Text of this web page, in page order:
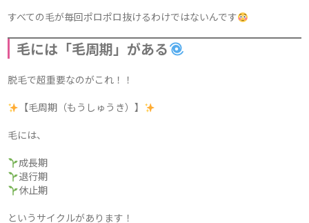
すべての毛が毎回ポロポロ抜けるわけではないんです
毛には「毛周期」がある
脱毛で超重要なのがこれ！！
【毛周期（もうしゅうき）】
毛には、
成長期
退行期
休止期
というサイクルがあります！